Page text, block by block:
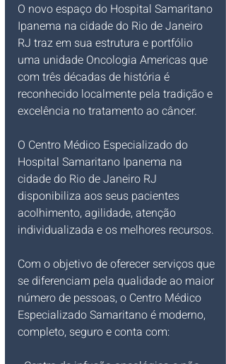
O novo espaço do Hospital Samaritano
Ipanema na cidade do Rio de Janeiro
RJ traz em sua estrutura e portfólio
uma unidade Oncologia Americas que
com três décadas de história é
reconhecido localmente pela tradição e
excelência no tratamento ao câncer.
O Centro Médico Especializado do
Hospital Samaritano Ipanema na
cidade do Rio de Janeiro RJ
disponibiliza aos seus pacientes
acolhimento, agilidade, atenção
individualizada e os melhores recursos.
Com o objetivo de oferecer serviços que
se diferenciam pela qualidade ao maior
número de pessoas, o Centro Médico
Especializado Samaritano é moderno,
completo, seguro e conta com: